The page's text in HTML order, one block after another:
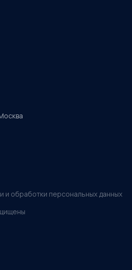
и обработки персональных данных